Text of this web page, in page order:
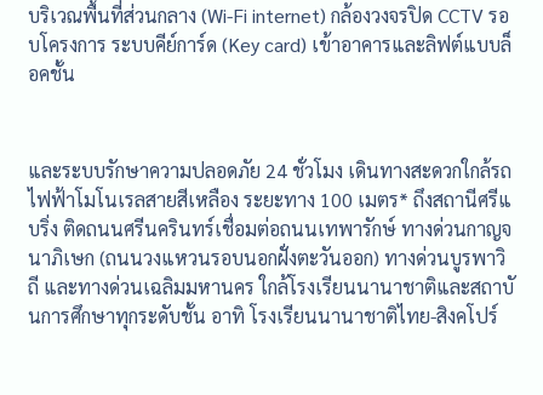
บริเวณพื้นที่ส่วนกลาง (Wi-Fi internet) กล้องวงจรปิด CCTV รอ
บโครงการ ระบบคีย์การ์ด (Key card) เข้าอาคารและลิฟต์แบบล็
อคชั้น
และระบบรักษาความปลอดภัย 24 ชั่วโมง เดินทางสะดวกใกล้รถ
ไฟฟ้าโมโนเรลสายสีเหลือง ระยะทาง 100 เมตร* ถึงสถานีศรีแ
บริ่ง ติดถนนศรีนครินทร์เชื่อมต่อถนนเทพารักษ์ ทางด่วนกาญจ
นาภิเษก (ถนนวงแหวนรอบนอกฝั่งตะวันออก) ทางด่วนบูรพาวิ
ถี และทางด่วนเฉลิมมหานคร ใกล้โรงเรียนนานาชาติและสถาบั
นการศึกษาทุกระดับชั้น อาทิ โรงเรียนนานาชาติไทย-สิงคโปร์